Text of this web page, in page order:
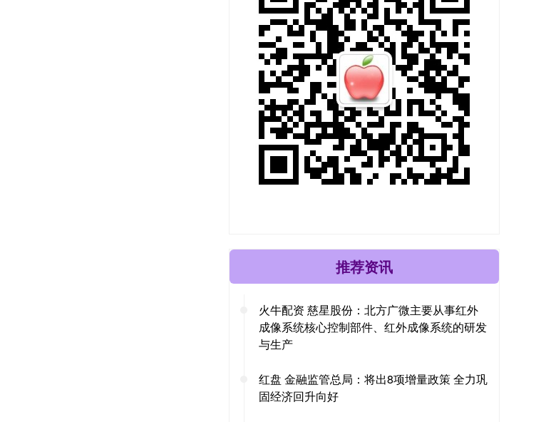
推荐资讯
火牛配资 慈星股份：北方广微主要从事红外
成像系统核心控制部件、红外成像系统的研发
与生产
红盘 金融监管总局：将出8项增量政策 全力巩
固经济回升向好